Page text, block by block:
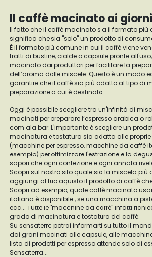
Il caffè macinato ai
Il fatto che il caffè macinato sia il formato più
significa che sia "solo" un prodotto di
È il formato più comune in cui il caffè viene
tratti di bustine, cialde o capsule pronte
macinato dai produttori per facilitare la
dell’aroma dalle miscele. Questo è un modo
garantire che il caffè sia più adatto al tipo di
preparazione a cui è destinato.
Oggi è possibile scegliere tra un'infinità di
macinati per preparare l’espresso arabica o
com ala bar. L'importante è scegliere un
macinatura e tostatura sia adatta alle
(macchine per espresso, macchine da caffè
esempio) per ottimizzare l'estrazione e la
sapori che ogni confezione e ogni annata
Scopri sul nostro sito quale sia la miscela più
aggiungi al tuo aquisto il prodotto di caffè
Scopri ad esempio, quale caffè macinato
italiana è disponibile , se una macchina a
ecc... Tutte le "macchine da caffè" infatti
grado di macinatura e tostatura del caffè.
Su sensaterra potrai informarti su tutto il
dai grani macinati alle capsule, alle
lista di prodotti per espresso attende solo di
Sensaterra...